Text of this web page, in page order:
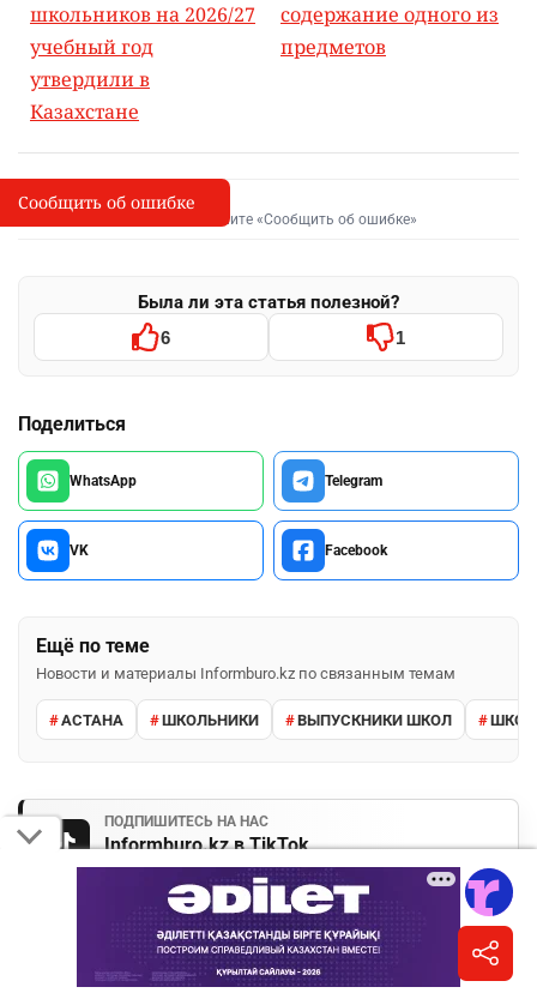
школьников на 2026/27
учебный год
утвердили в
Казахстане
содержание одного из
предметов
I
Сообщить об опечатке
Выделите фрагмент и нажмите «Сообщить об ошибке»
Была ли эта статья полезной?
6 1
Поделиться
WhatsApp Telegram
VK Facebook
Ещё по теме
Новости и материалы Informburo.kz по связанным темам
АСТАНА ШКОЛЬНИКИ ВЫПУСКНИКИ ШКОЛ
ПОДПИШИТЕСЬ НА НАС
Informburo.kz в TikTok
Короткие видео и важные истории дня.
Подписаться
Сообщить об ошибке